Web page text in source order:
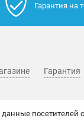
посетителей
Гарантия на
Гарантия